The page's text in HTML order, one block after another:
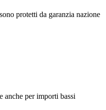
protetti da garanzia nazione
anche per importi bassi